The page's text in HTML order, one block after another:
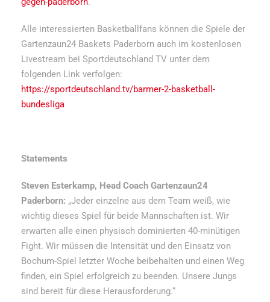
Alle interessierten Basketballfans können die Spiele der
Gartenzaun24 Baskets Paderborn auch im kostenlosen
Livestream bei Sportdeutschland TV unter dem
folgenden Link verfolgen:
https://sportdeutschland.tv/barmer-2-basketball-
bundesliga
Statements
Steven Esterkamp, Head Coach Gartenzaun24
Paderborn: „Jeder einzelne aus dem Team weiß, wie
wichtig dieses Spiel für beide Mannschaften ist. Wir
erwarten alle einen physisch dominierten 40-minütigen
Fight. Wir müssen die Intensität und den Einsatz von
Bochum-Spiel letzter Woche beibehalten und einen Weg
finden, ein Spiel erfolgreich zu beenden. Unsere Jungs
sind bereit für diese Herausforderung.“